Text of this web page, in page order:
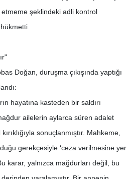
etmeme şeklindeki adli kontrol
Doğan, duruşma çıkışında yaptığı
hayatına kasteden bir saldırı
ailelerin aylarca süren adalet
sonuçlanmıştır. Mahkeme,
gerekçesiyle ‘ceza verilmesine yer
karar, yalnızca mağdurları değil, bu